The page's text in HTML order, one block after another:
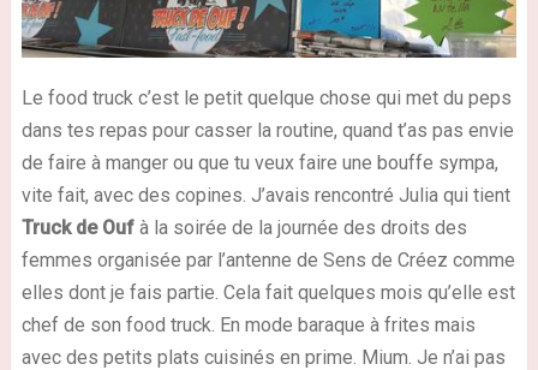
Le food truck c’est le petit quelque chose qui met du peps
dans tes repas pour casser la routine, quand t’as pas envie
de faire à manger ou que tu veux faire une bouffe sympa,
vite fait, avec des copines. J’avais rencontré Julia qui tient
Truck de Oufà la soirée de la journée des droits des
femmes organisée par l’antenne de Sens de Créez comme
elles dont je fais partie. Cela fait quelques mois qu’elle est
chef de son food truck. En mode baraque à frites mais
avec des petits plats cuisinés en prime. Mium. Je n’ai pas